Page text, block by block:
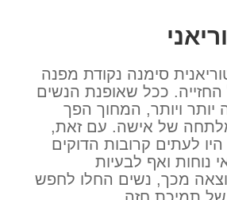
סימנה נקודת מפנה
ככל שאופנת הנשים
ויותר, המחוך הפך
של אישה. עם זאת,
לעתים קרובות הדוקים
נוחות ואף לבעיות
מכך, נשים החלו לחפש